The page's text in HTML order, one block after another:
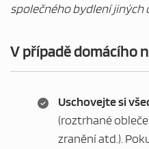
společného bydlení jiných
V případě domácího
Uschovejte si
(roztrhané
zranění atd.).